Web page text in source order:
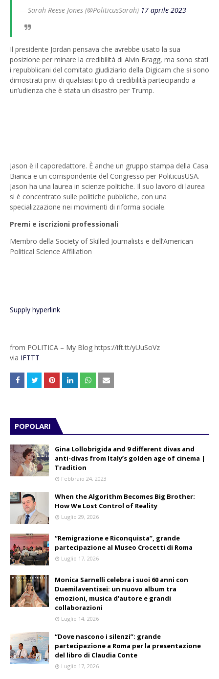
— Sarah Reese Jones (@PoliticusSarah) 17 aprile 2023
Il presidente Jordan pensava che avrebbe usato la sua
posizione per minare la credibilità di Alvin Bragg, ma sono stati
i repubblicani del comitato giudiziario della Digicam che si sono
dimostrati privi di qualsiasi tipo di credibilità partecipando a
un’udienza che è stata un disastro per Trump.
Jason è il caporedattore. È anche un gruppo stampa della Casa
Bianca e un corrispondente del Congresso per PoliticusUSA.
Jason ha una laurea in scienze politiche. Il suo lavoro di laurea
si è concentrato sulle politiche pubbliche, con una
specializzazione nei movimenti di riforma sociale.
Premi e iscrizioni professionali
Membro della Society of Skilled Journalists e dell’American
Political Science Affiliation
Supply hyperlink
from POLITICA – My Blog https://ift.tt/yUuSoVz
via IFTTT
POPOLARI
Gina Lollobrigida and 9 different divas and
anti-divas from Italy’s golden age of cinema |
Tradition
Febbraio 24, 2023
When the Algorithm Becomes Big Brother:
How We Lost Control of Reality
Luglio 29, 2026
“Remigrazione e Riconquista”, grande
partecipazione al Museo Crocetti di Roma
Luglio 17, 2026
Monica Sarnelli celebra i suoi 60 anni con
Duemilaventisei: un nuovo album tra
emozioni, musica d'autore e grandi
collaborazioni
Luglio 14, 2026
“Dove nascono i silenzi”: grande
partecipazione a Roma per la presentazione
del libro di Claudia Conte
Luglio 17, 2026